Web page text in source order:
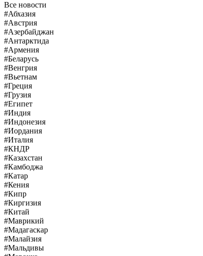
Все новости
#Абхазия
#Австрия
#Азербайджан
#Антарктида
#Армения
#Беларусь
#Венгрия
#Вьетнам
#Греция
#Грузия
#Египет
#Индия
#Индонезия
#Иордания
#Италия
#КНДР
#Казахстан
#Камбоджа
#Катар
#Кения
#Кипр
#Киргизия
#Китай
#Маврикий
#Мадагаскар
#Малайзия
#Мальдивы